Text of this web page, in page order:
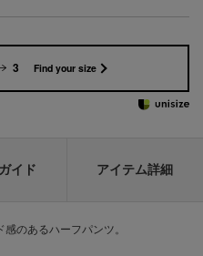
3 Find your size
イド アイテム詳細
のあるハーフパンツ。